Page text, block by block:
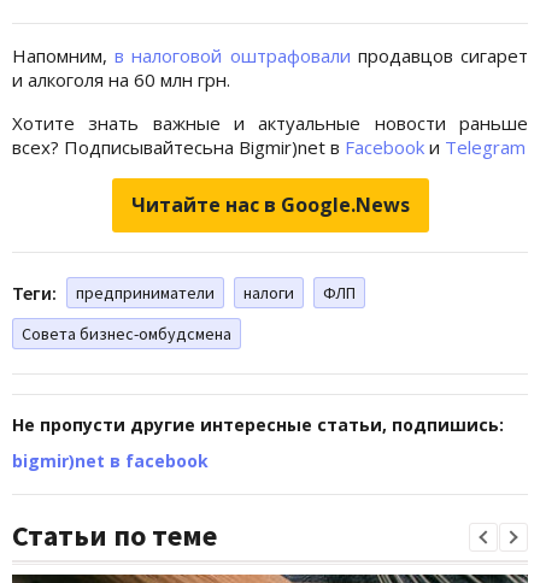
Напомним, в налоговой оштрафовали продавцов сигарет
и алкоголя на 60 млн грн.
Хотите знать важные и актуальные новости раньше
всех? Подписывайтесьна Bigmir)net в Facebook и Telegram
Читайте нас в Google.News
Теги: предприниматели налоги
ФЛП
Совета бизнес-омбудсмена
Не пропусти другие интересные статьи, подпишись:
bigmir)net в facebook
Статьи по теме